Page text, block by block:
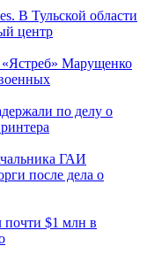
В Тульской области
центр
Марущенко
по делу о
ГАИ
после дела о
$1 млн в